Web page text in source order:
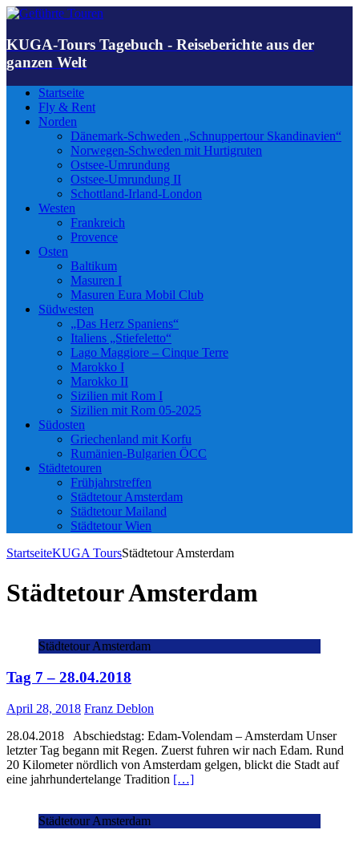
KUGA-Tours Tagebuch - Reiseberichte aus der
ganzen Welt
Startseite
Fly & Rent
Norden
Dänemark-Schweden „Schnuppertour Skandinavien“
Norwegen-Schweden mit Hurtigruten
Ostsee-Umrundung
Ostsee-Umrundung II
Schottland-Irland-London
Westen
Frankreich
Provence
Osten
Baltikum
Masuren I
Masuren Eura Mobil Club
Südwesten
„Das Herz Spaniens“
Italiens „Stiefeletto“
Lago Maggiore – Cinque Terre
Marokko I
Marokko II
Sizilien mit Rom I
Sizilien mit Rom 05-2025
Südosten
Griechenland mit Korfu
Rumänien-Bulgarien ÖCC
Städtetouren
Frühjahrstreffen
Städtetour Amsterdam
Städtetour Mailand
Städtetour Wien
StartseiteKUGA ToursStädtetour Amsterdam
Städtetour Amsterdam
Städtetour Amsterdam
Tag 7 – 28.04.2018
April 28, 2018 Franz Deblon
28.04.2018 Abschiedstag: Edam-Volendam – Amsterdam Unser
letzter Tag begann mit Regen. Zuerst fuhren wir nach Edam. Rund
20 Kilometer nördlich von Amsterdam gelgen, blickt die Stadt auf
eine jahrhundertelange Tradition […]
Städtetour Amsterdam